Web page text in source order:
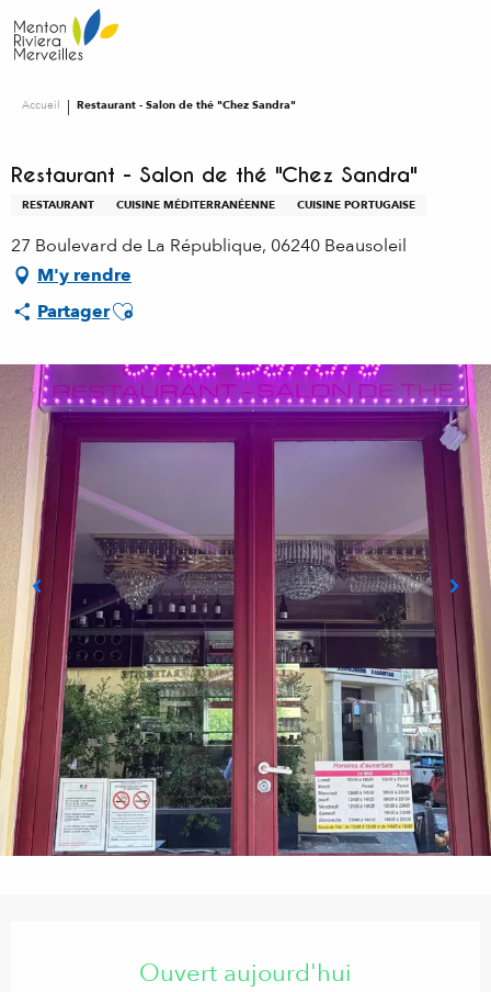
au
contenu
Accueil Restaurant - Salon de thé "Chez Sandra"
Restaurant - Salon de thé "Chez Sandra"
RESTAURANT CUISINE MÉDITERRANÉENNE CUISINE PORTUGAISE
27 Boulevard de La République, 06240 Beausoleil
M'y rendre
PartagerAjouter aux favoris
Ouvert aujourd'hui